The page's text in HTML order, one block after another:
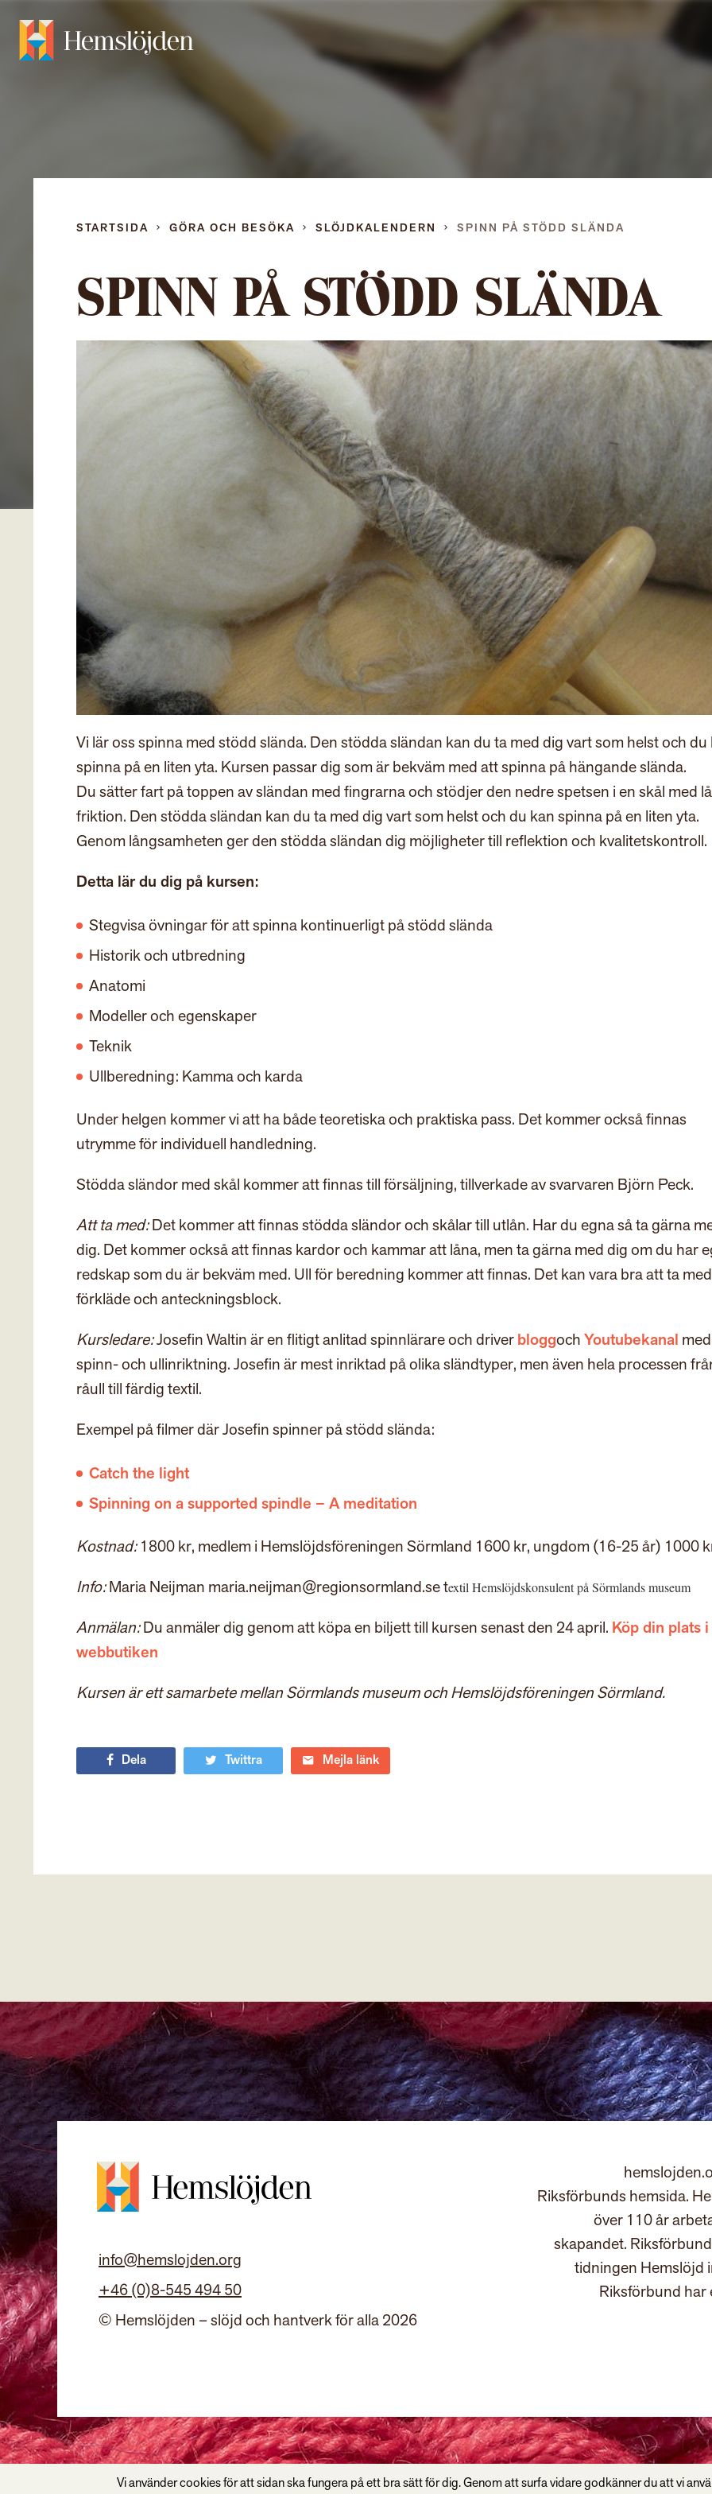
Gå
STARTSIDA GÖRA OCH BESÖKA SLÖJDKALENDERN SPINN PÅ STÖDD SLÄNDA
SPINN PÅ STÖDD SLÄNDA
Vi lär oss spinna med stödd slända. Den stödda sländan kan du ta med dig vart som helst och du
spinna på en liten yta. Kursen passar dig som är bekväm med att spinna på hängande slända.
Du sätter fart på toppen av sländan med fingrarna och stödjer den nedre spetsen i en skål med
friktion. Den stödda sländan kan du ta med dig vart som helst och du kan spinna på en liten yta.
Genom långsamheten ger den stödda sländan dig möjligheter till reflektion och kvalitetskontroll.
Detta lär du dig på kursen:
Stegvisa övningar för att spinna kontinuerligt på stödd slända
Historik och utbredning
Anatomi
Modeller och egenskaper
Teknik
Ullberedning: Kamma och karda
Under helgen kommer vi att ha både teoretiska och praktiska pass. Det kommer också finnas
utrymme för individuell handledning.
Stödda sländor med skål kommer att finnas till försäljning, tillverkade av svarvaren Björn Peck.
Att ta med:Det kommer att finnas stödda sländor och skålar till utlån. Har du egna så ta gärna
dig. Det kommer också att finnas kardor och kammar att låna, men ta gärna med dig om du har
redskap som du är bekväm med. Ull för beredning kommer att finnas. Det kan vara bra att ta med
förkläde och anteckningsblock.
Kursledare:Josefin Waltin är en flitigt anlitad spinnlärare och driverbloggochYoutubekanal med
spinn- och ullinriktning. Josefin är mest inriktad på olika sländtyper, men även hela processen
råull till färdig textil.
Exempel på filmer där Josefin spinner på stödd slända:
Catch the light
Spinning on a supported spindle – A meditation
Kostnad:1800 kr, medlem i Hemslöjdsföreningen Sörmland 1600 kr, ungdom (16-25 år) 1000
Info:Maria Neijman maria.neijman@regionsormland.se textil Hemslöjdskonsulent på Sörmlands museum
Anmälan:Du anmäler dig genom att köpa en biljett till kursen senast den 24 april. Köp din plats i
webbutiken
Kursen är ett samarbete mellan Sörmlands museum och Hemslöjdsföreningen Sörmland.
Dela Twittra Mejla länk
info@hemslojden.org
+46 (0)8-545 494 50
© Hemslöjden – slöjd och hantverk för alla 2026
Riksförbunds hemsida.
över 110 år
skapandet.
tidningen Hemslöjd
Riksförbund
Vi använder cookies för att sidan ska fungera på ett bra sätt för dig. Genom att surfa vidare godkänner du att vi